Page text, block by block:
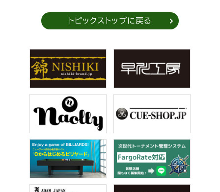
トピックストップに戻る